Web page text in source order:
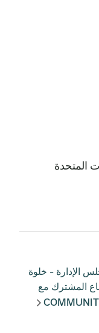
المتحدة
الإدارة - خلوة
المشترك مع